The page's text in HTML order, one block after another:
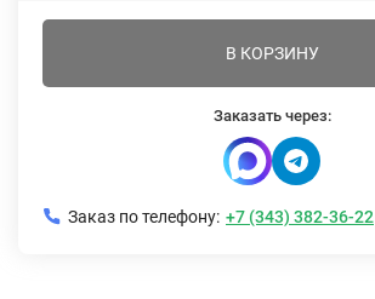
В КОРЗИНУ
Заказать через:
Заказ по телефону: +7 (343) 382-36-22